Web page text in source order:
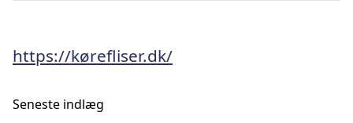
https://kørefliser.dk/
Seneste indlæg